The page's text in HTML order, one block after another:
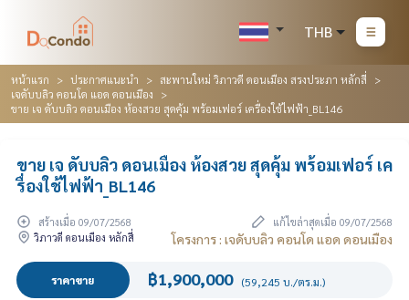
THB
หน้าแรก ประกาศแนะนำ
สะพานใหม่ วิภาวดี ดอนเมือง สรงประภา หลักสี่
เจดับบลิว คอนโด แอด ดอนเมือง
ขาย เจ ดับบลิว ดอนเมือง ห้องสวย สุดคุ้ม พร้อมเฟอร์ เครื่องใช้ไฟฟ้า_BL146
ขาย เจ ดับบลิว ดอนเมือง ห้องสวย สุดคุ้ม พร้อมเฟอร์ เค
รื่องใช้ไฟฟ้า_BL146
สร้างเมื่อ 09/07/2568
แก้ไขล่าสุดเมื่อ 09/07/2568
วิภาวดี ดอนเมือง หลักสี่
โครงการ : เจดับบลิว คอนโด แอด ดอนเมือง
ราคาขาย ฿1,900,000 (59,245 บ./ตร.ม.)